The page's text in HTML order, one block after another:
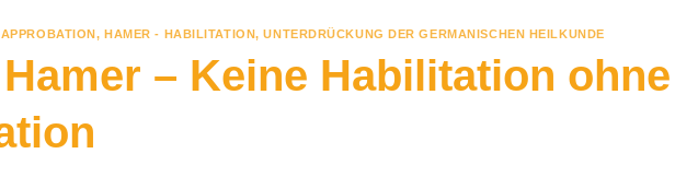
,HAMER - HABILITATION,UNTERDRÜCKUNG DER GERMANISCHEN HEILKUNDE
– Keine Habilitation ohne